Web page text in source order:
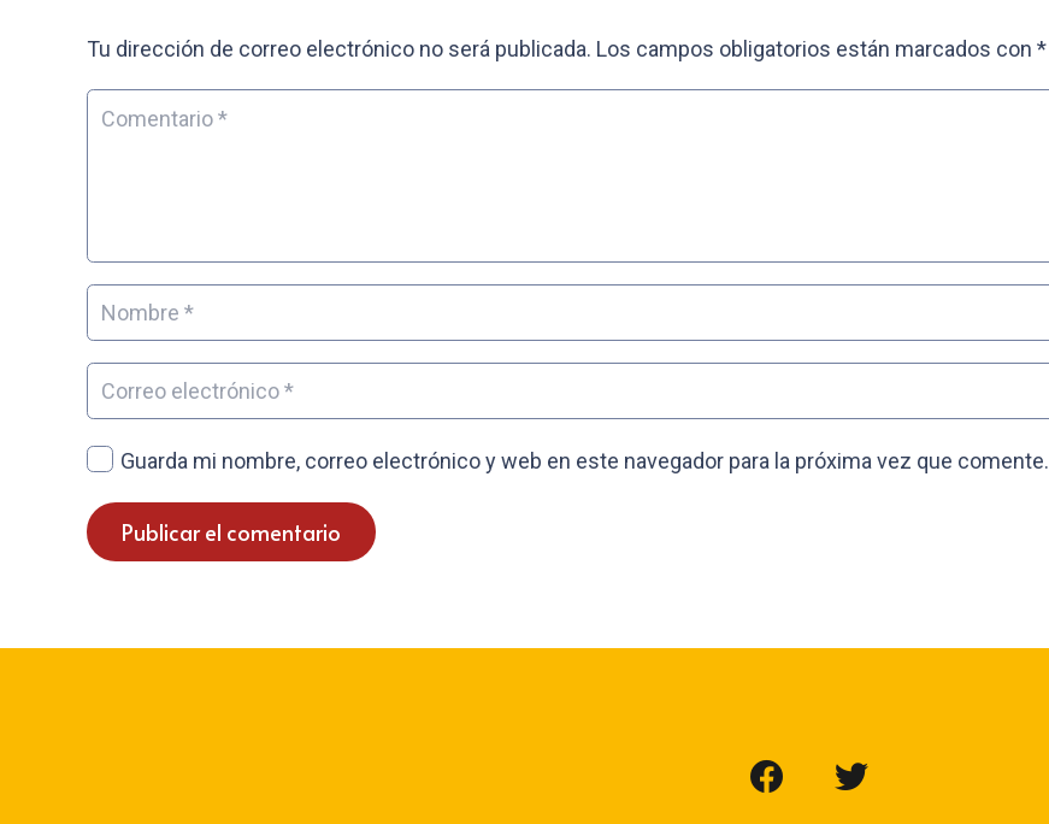
Tu dirección de correo electrónico no será publicada. Los campos obligatorios están marcados con *
Guarda mi nombre, correo electrónico y web en este navegador para la próxima vez que comente.
Publicar el comentario